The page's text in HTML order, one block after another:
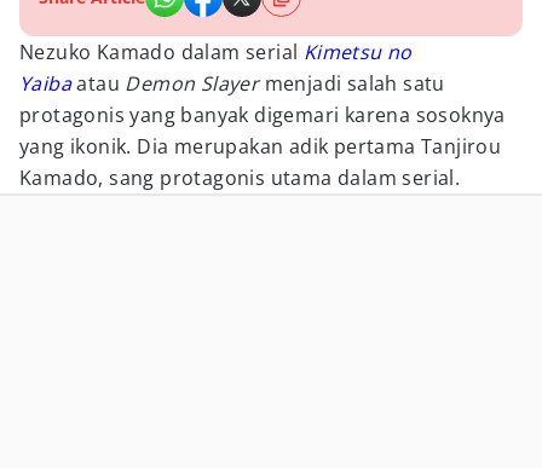
Nezuko Kamado dalam serial Kimetsu no
Yaiba atau Demon Slayermenjadi salah satu
protagonis yang banyak digemari karena sosoknya
yang ikonik. Dia merupakan adik pertama Tanjirou
Kamado, sang protagonis utama dalam serial.